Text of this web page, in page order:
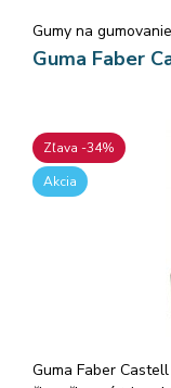
Gumy na gumovanie
Guma Faber
Zľava -34%
Akcia
Guma Faber